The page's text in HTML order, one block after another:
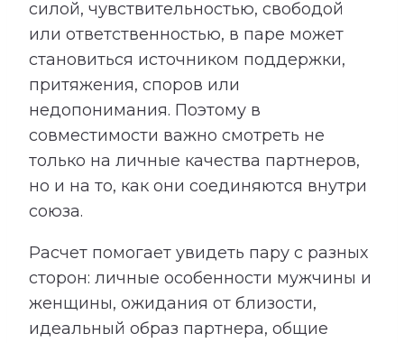
силой, чувствительностью, свободой
или ответственностью, в паре может
становиться источником поддержки,
притяжения, споров или
недопонимания. Поэтому в
совместимости важно смотреть не
только на личные качества партнеров,
но и на то, как они соединяются внутри
союза.
Расчет помогает увидеть пару с разных
сторон: личные особенности мужчины и
женщины, ожидания от близости,
идеальный образ партнера, общие